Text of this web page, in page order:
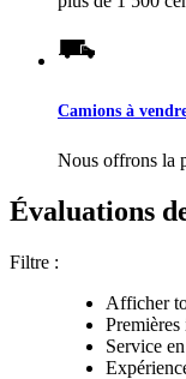
Camions à
Nous offrons la
Évaluations
Filtre :
Afficher
Service